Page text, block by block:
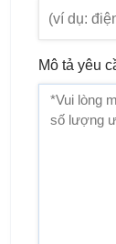
Mô tả yêu